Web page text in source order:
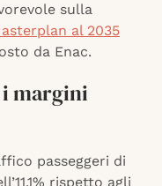
sulla
al 2035
da Enac.
margini
passeggeri di
rispetto agli